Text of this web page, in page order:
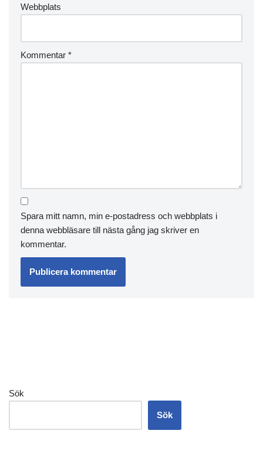
Webbplats
Kommentar *
Spara mitt namn, min e-postadress och webbplats i
denna webbläsare till nästa gång jag skriver en
kommentar.
Sök
Sök